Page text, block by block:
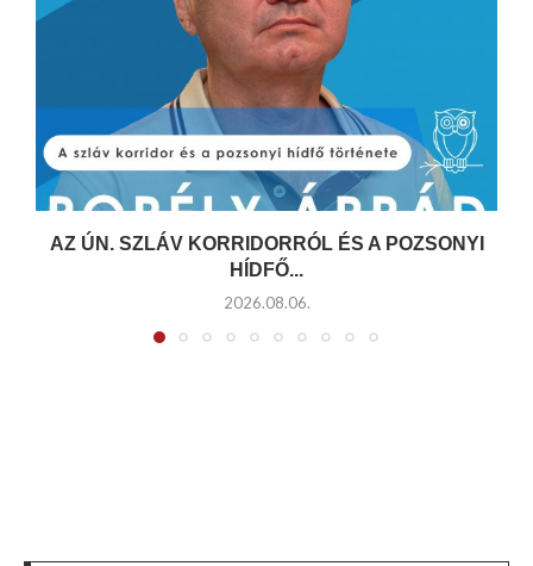
AZ ÚN. SZLÁV KORRIDORRÓL ÉS A POZSONYI
HÍDFŐ...
2026.08.06.